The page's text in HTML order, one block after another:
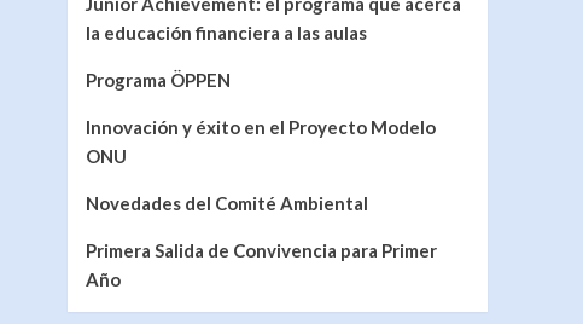
la educación financiera a las aulas
Programa ÖPPEN
Innovación y éxito en el Proyecto Modelo
ONU
Novedades del Comité Ambiental
Primera Salida de Convivencia para Primer
Año